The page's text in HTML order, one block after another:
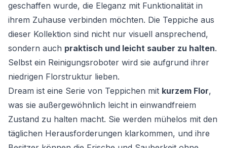
geschaffen wurde, die Eleganz mit Funktionalität in
ihrem Zuhause verbinden möchten. Die Teppiche aus
dieser Kollektion sind nicht nur visuell ansprechend,
sondern auch praktisch und leicht sauber zu halten.
Selbst ein Reinigungsroboter wird sie aufgrund ihrer
niedrigen Florstruktur lieben.
Dream ist eine Serie von Teppichen mit kurzem Flor,
was sie außergewöhnlich leicht in einwandfreiem
Zustand zu halten macht. Sie werden mühelos mit den
täglichen Herausforderungen klarkommen, und ihre